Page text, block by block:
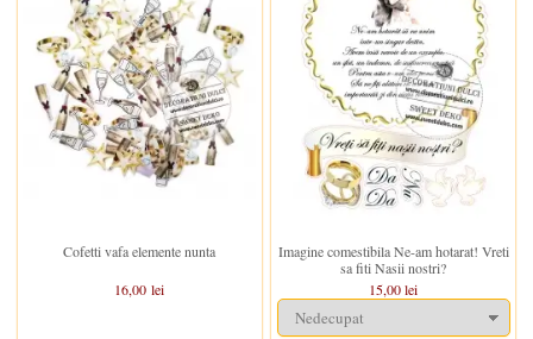
Cofetti vafa elemente nunta
16,00 lei
Imagine comestibila Ne-am hotarat! Vreti
sa fiti Nasii nostri?
15,00 lei